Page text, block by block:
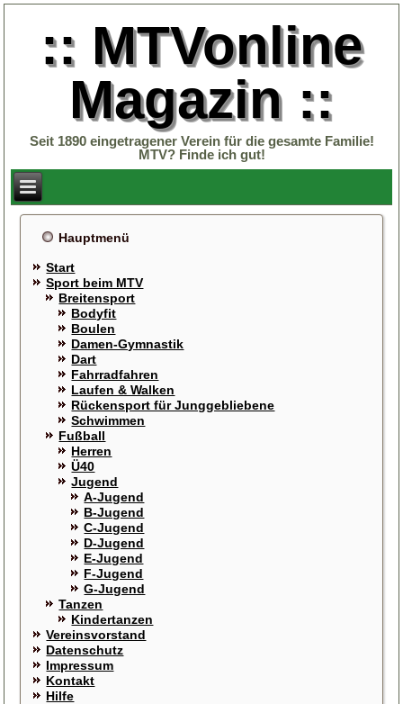
:: MTVonline
Magazin ::
Seit 1890 eingetragener Verein für die gesamte Familie!
MTV? Finde ich gut!
Hauptmenü
Start
Sport beim MTV
Breitensport
Bodyfit
Boulen
Damen-Gymnastik
Dart
Fahrradfahren
Laufen & Walken
Rückensport für Junggebliebene
Schwimmen
Fußball
Herren
Ü40
Jugend
A-Jugend
B-Jugend
C-Jugend
D-Jugend
E-Jugend
F-Jugend
G-Jugend
Tanzen
Kindertanzen
Vereinsvorstand
Datenschutz
Impressum
Kontakt
Hilfe